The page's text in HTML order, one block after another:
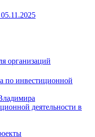
организаций
по инвестиционной
деятельности в